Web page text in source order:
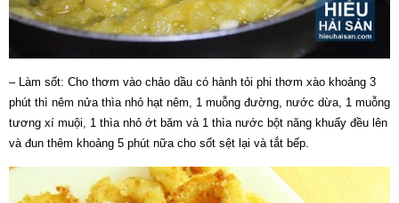
– Làm sốt: Cho thơm vào chảo dầu có hành tỏi phi thơm xào khoảng 3
phút thì nêm nửa thìa nhỏ hạt nêm, 1 muỗng đường, nước dừa, 1 muỗng
tương xí muội, 1 thìa nhỏ ớt băm và 1 thìa nước bột năng khuấy đều lên
và đun thêm khoảng 5 phút nữa cho sốt sệt lại và tắt bếp.